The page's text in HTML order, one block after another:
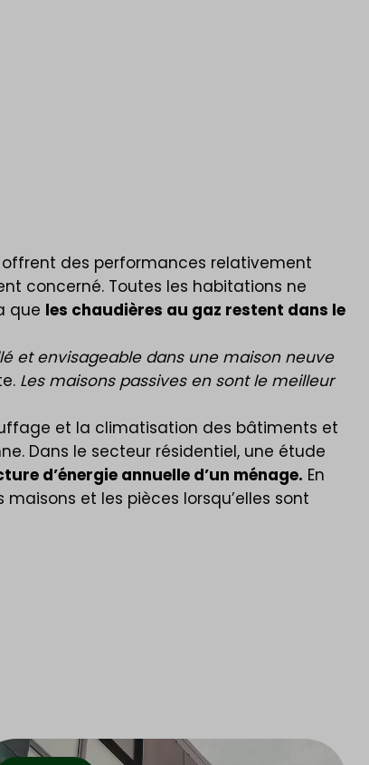
des performances relativement
concerné. Toutes les habitations ne
que les chaudières au gaz restent dans le
et envisageable dans une maison neuve
Les maisons passives en sont le meilleur
et la climatisation des bâtiments et
Dans le secteur résidentiel, une étude
d’énergie annuelle d’un ménage. En
et les pièces lorsqu’elles sont